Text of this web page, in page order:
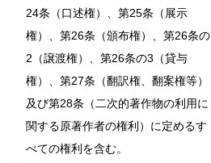
24条（口述権）、第25条（展示
権）、第26条（頒布権）、第26条の
2（譲渡権）、第26条の3（貸与
権）、第27条（翻訳権、翻案権等）
及び第28条（二次的著作物の利用に
関する原著作者の権利）に定めるす
べての権利を含む。